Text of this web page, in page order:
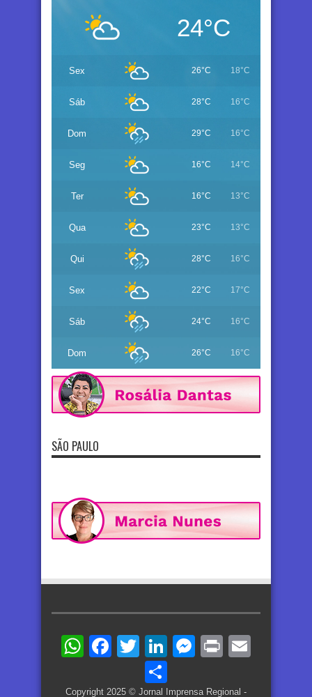
24°C
Sex 26°C 18°C
Sáb 28°C 16°C
Dom 29°C 16°C
Seg 16°C 14°C
Ter 16°C 13°C
Qua 23°C 13°C
Qui 28°C 16°C
Sex 22°C 17°C
Sáb 24°C 16°C
Dom 26°C 16°C
SÃO PAULO
WhatsApp
Facebook
TwitterLinkedIn
Messenger
Print
Copyright 2025 © Jornal Imprensa Regional -